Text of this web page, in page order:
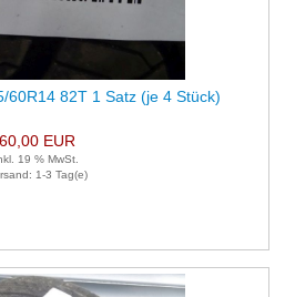
60R14 82T 1 Satz (je 4 Stück)
60,00 EUR
19 % MwSt.
1-3 Tag(e)